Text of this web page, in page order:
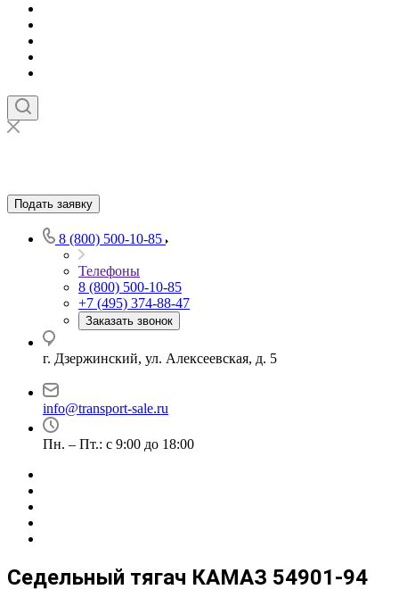
Подать заявку
8 (800) 500-10-85
Телефоны
8 (800) 500-10-85
+7 (495) 374-88-47
Заказать звонок
г. Дзержинский, ул. Алексеевская, д. 5
info@transport-sale.ru
Пн. – Пт.: с 9:00 до 18:00
Седельный тягач КАМАЗ 54901-94